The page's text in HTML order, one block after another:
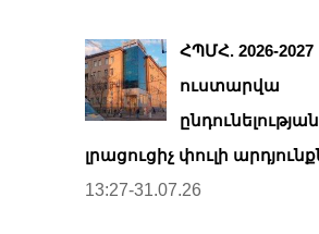
ՀՊՄՀ. 2026-2027
ուստարվա
ընդունելության
լրացուցիչ փուլի
13:27-31.07.26